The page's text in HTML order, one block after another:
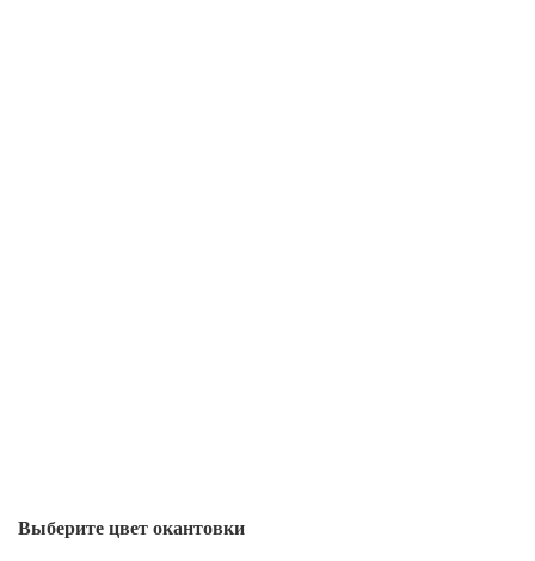
Выберите цвет окантовки